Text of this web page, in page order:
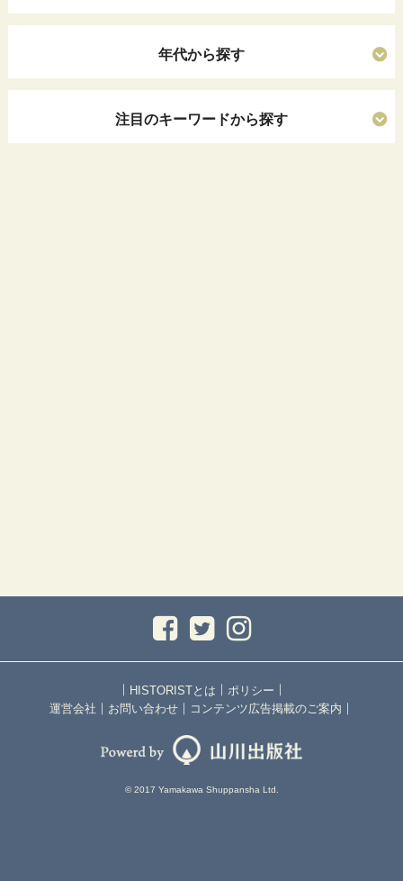
年代から探す
注目のキーワードから探す
｜ HISTORISTとは ｜ ポリシー ｜
運営会社 ｜ お問い合わせ ｜ コンテンツ広告掲載のご案内 ｜
© 2017 Yamakawa Shuppansha Ltd.